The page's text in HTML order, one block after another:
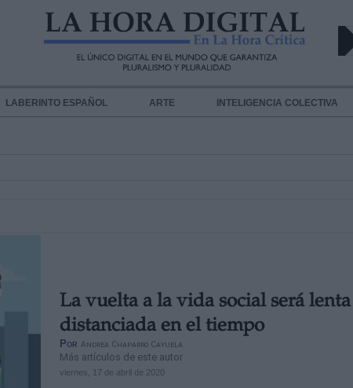
LABERINTO ESPAÑOL ARTE INTELIGENCIA COLECTIVA
La vuelta a la vida social será
distanciada en el tiempo
Por Andrea Chaparro Cayuela
Más artículos de este autor
viernes, 17 de abril de 2020